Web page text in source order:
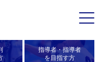
指導者・指導者
を目指す方